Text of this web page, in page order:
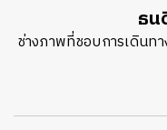
ธ
ช่างภาพที่ชอบการเดินท